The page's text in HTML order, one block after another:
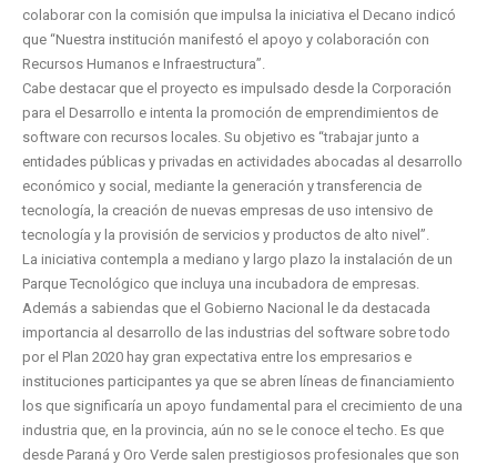
colaborar con la comisión que impulsa la iniciativa el Decano indicó
que “Nuestra institución manifestó el apoyo y colaboración con
Recursos Humanos e Infraestructura”.
Cabe destacar que el proyecto es impulsado desde la Corporación
para el Desarrollo e intenta la promoción de emprendimientos de
software con recursos locales. Su objetivo es “trabajar junto a
entidades públicas y privadas en actividades abocadas al desarrollo
económico y social, mediante la generación y transferencia de
tecnología, la creación de nuevas empresas de uso intensivo de
tecnología y la provisión de servicios y productos de alto nivel”.
La iniciativa contempla a mediano y largo plazo la instalación de un
Parque Tecnológico que incluya una incubadora de empresas.
Además a sabiendas que el Gobierno Nacional le da destacada
importancia al desarrollo de las industrias del software sobre todo
por el Plan 2020 hay gran expectativa entre los empresarios e
instituciones participantes ya que se abren líneas de financiamiento
los que significaría un apoyo fundamental para el crecimiento de una
industria que, en la provincia, aún no se le conoce el techo. Es que
desde Paraná y Oro Verde salen prestigiosos profesionales que son